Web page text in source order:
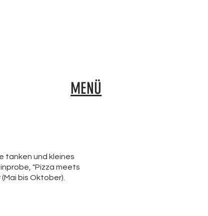
MENÜ
tanken und kleines
"Pizza meets
bis Oktober).